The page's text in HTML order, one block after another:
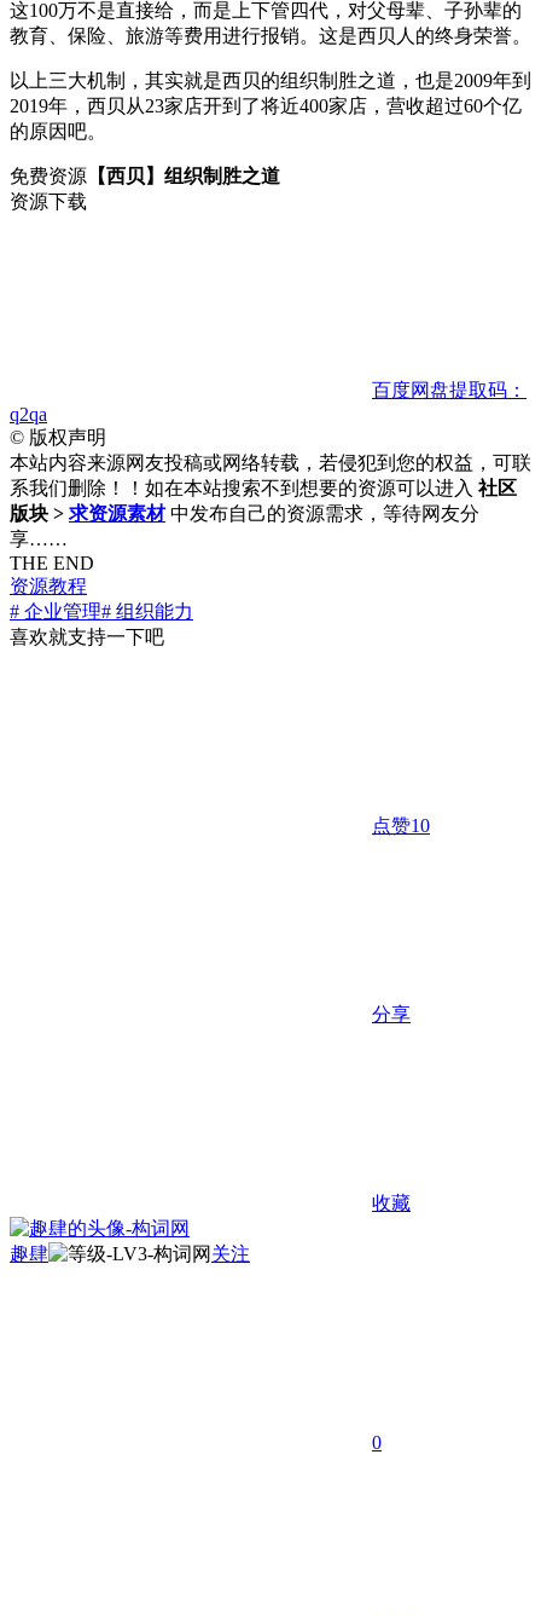
这100万不是直接给，而是上下管四代，对父母辈、子孙辈的
教育、保险、旅游等费用进行报销。这是西贝人的终身荣誉。
以上三大机制，其实就是西贝的组织制胜之道，也是2009年到
2019年，西贝从23家店开到了将近400家店，营收超过60个亿
的原因吧。
免费资源 【西贝】组织制胜之道
资源下载
百度网盘提取码：
q2qa
© 版权声明
本站内容来源网友投稿或网络转载，若侵犯到您的权益，可联
系我们删除！！如在本站搜索不到想要的资源可以进入 社区
版块 > 求资源素材 中发布自己的资源需求，等待网友分
享……
THE END
资源教程
# 企业管理# 组织能力
喜欢就支持一下吧
点赞10
分享
收藏
趣肆 关注
0